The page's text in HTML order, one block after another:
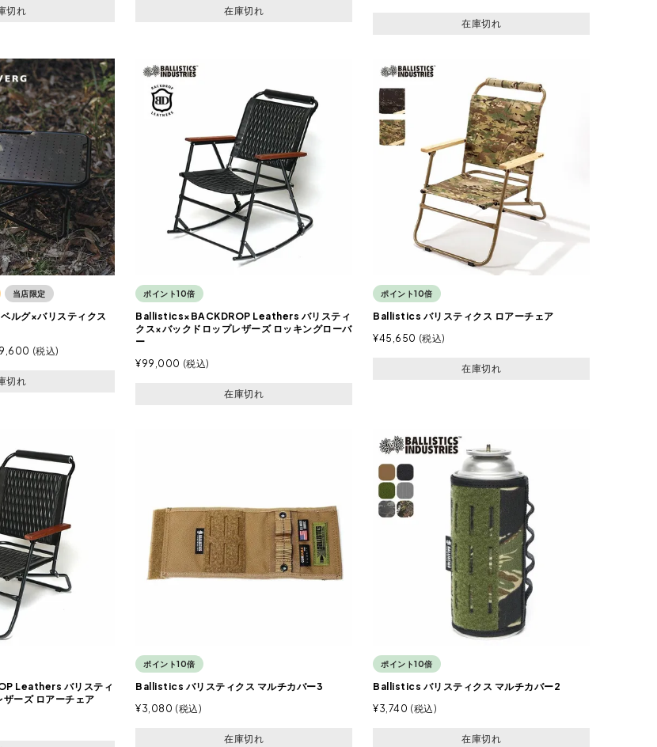
切れ 在庫切れ
在庫切れ
当店限定
ルグ×バリスティクス
税込
切れ
ポイント10倍
Ballistics×BACKDROP Leathers バリスティ
クス×バックドロップレザーズ ロッキングローバ
ー
¥99,000 税込
在庫切れ
ポイント10倍
Ballistics バリスティクス ロアーチェア
¥45,650 税込
在庫切れ
Leathers バリスティ
ーズ ロアーチェア
ポイント10倍
Ballistics バリスティクス マルチカバー3
¥3,080 税込
在庫切れ
ポイント10倍
Ballistics バリスティクス マルチカバー2
¥3,740 税込
在庫切れ